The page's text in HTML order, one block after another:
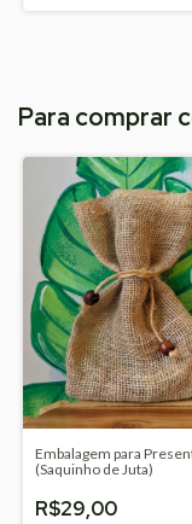
Para comprar
Embalagem para
(Saquinho de Juta)
R$29,00